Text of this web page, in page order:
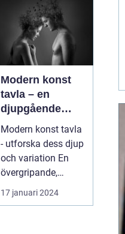
Modern konst
tavla – en
djupgående
analys av denna
konstform
Modern konst tavla
- utforska dess djup
och variation En
övergripande,
grundlig översikt
över "mod...
17 januari 2024